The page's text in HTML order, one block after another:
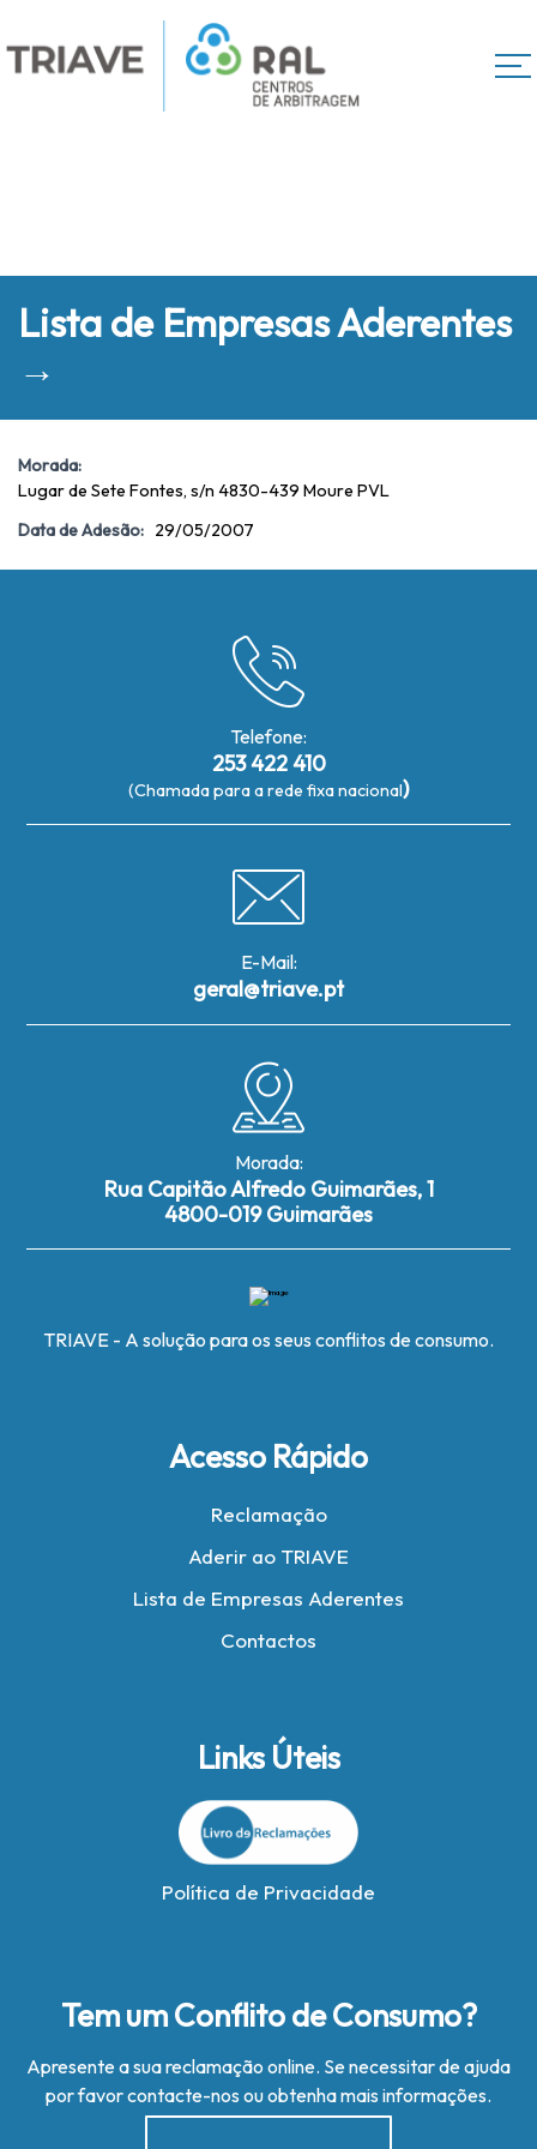
Lista de Empresas Aderentes
→
Morada:
Lugar de Sete Fontes, s/n 4830-439 Moure PVL
Data de Adesão: 29/05/2007
Telefone:
253 422 410
(Chamada para a rede fixa nacional)
E-Mail:
geral@triave.pt
Morada:
Rua Capitão Alfredo Guimarães, 1
4800-019 Guimarães
TRIAVE - A solução para os seus conflitos de consumo.
Acesso Rápido
Reclamação
Aderir ao TRIAVE
Lista de Empresas Aderentes
Contactos
Links Úteis
Política de Privacidade
Tem um Conflito de Consumo?
Apresente a sua reclamação online. Se necessitar de ajuda
por favor contacte-nos ou obtenha mais informações.